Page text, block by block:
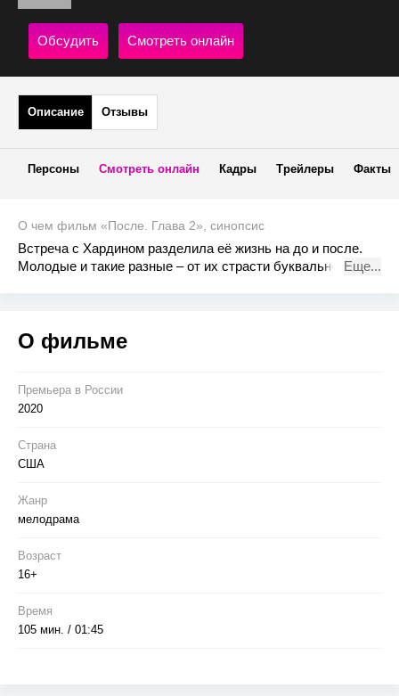
Обсудить Смотреть онлайн
Описание Отзывы
Персоны Смотреть онлайн Кадры Трейлеры Факты
О чем фильм «После. Глава 2», синопсис
Встреча с Хардином разделила её жизнь на до и после.
Молодые и такие разные – от их страсти буквально
самых коммерчески успешных независимых фильмов
2019 года. Основан на серии романов-бестселлеров Анны
Еще...
О фильме
Премьера в Росcии
2020
Страна
США
Жанр
мелодрама
Возраст
16+
Время
105 мин. / 01:45